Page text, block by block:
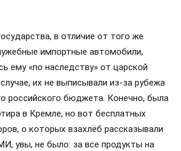
в отличие от того же
импортные автомобили,
ему «по наследству» от царской
их не выписывали из-за рубежа
российского бюджета. Конечно, была
в Кремле, но вот бесплатных
о которых взахлёб рассказывали
увы, не было: за все продукты на